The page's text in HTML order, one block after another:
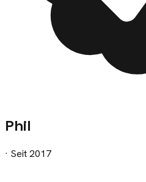
Phil
· Seit2017